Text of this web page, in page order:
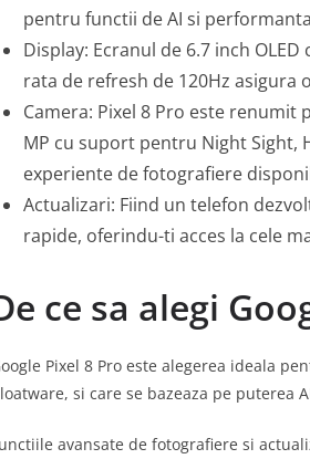
pentru functii de AI si
Display: Ecranul de 6.7 inch
rata de refresh de 120Hz asigura
Camera: Pixel 8 Pro este
MP cu suport pentru Night Sight,
experiente de fotografiere
Actualizari: Fiind un telefon
rapide, oferindu-ti acces la cele
ce sa alegi
Pixel 8 Pro este alegerea ideala
si care se bazeaza pe puterea
avansate de fotografiere si